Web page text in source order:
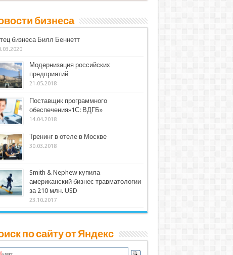
бизнеса
бизнеса Билл Беннетт
Модернизация российских
предприятий
21.05.2018
Поставщик программного
обеспечения»1С: ВДГБ»
14.04.2018
Тренинг в отеле в Москве
30.03.2018
Smith & Nephew купила
американский бизнес травматологии
за 210 млн. USD
23.10.2017
по сайту от Яндекс